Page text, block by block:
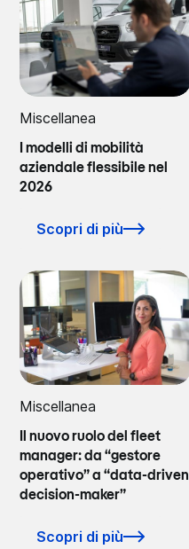
Miscellanea
I modelli di mobilità
aziendale flessibile nel
2026
Scopri di più
Miscellanea
Il nuovo ruolo del fleet
manager: da “gestore
operativo” a “data-driven
decision-maker”
Scopri di più